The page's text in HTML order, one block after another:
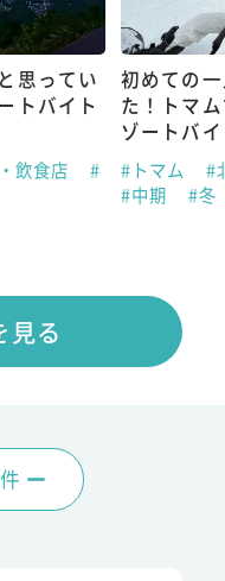
思ってい
トバイト
飲食店
#
初めての
た！トマ
ゾートバ
#トマム
#
#中期
#冬
見る